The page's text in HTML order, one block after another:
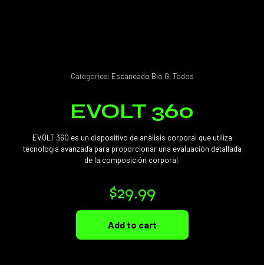
EVOLT 360
EVOLT 360 es un dispositivo de análisis corporal que utiliza
tecnología avanzada para proporcionar una evaluación detallada
de la composición corporal.
$29.99
Add to cart
Categories: Escaneado Bio G,Todos